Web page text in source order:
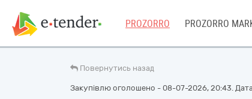
PROZORRO PROZORRO
Повернутись назад
Закупівлю оголошено - 08-07-2026, 20:43.